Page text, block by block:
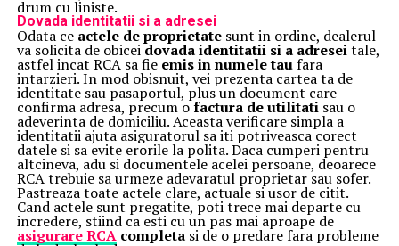
drum cu liniste.
Dovada identitatii si a adresei
Odata ce actele de proprietatesunt in ordine, dealerul
va solicita de obiceidovada identitatii si a adreseitale,
astfel incat RCA sa fie emis in numele taufara
intarzieri. In mod obisnuit, vei prezenta cartea ta de
identitate sau pasaportul, plus un document care
confirma adresa, precum ofactura de utilitatisau o
adeverinta de domiciliu. Aceasta verificare simpla a
identitatii ajuta asiguratorul sa iti potriveasca corect
datele si sa evite erorile la polita. Daca cumperi pentru
altcineva, adu si documentele acelei persoane, deoarece
RCA trebuie sa urmeze adevaratul proprietar sau sofer.
Pastreaza toate actele clare, actuale si usor de citit.
Cand actele sunt pregatite, poti trece mai departe cu
incredere, stiind ca esti cu un pas mai aproape de
asigurare RCAcompletasi de o predare fara probleme